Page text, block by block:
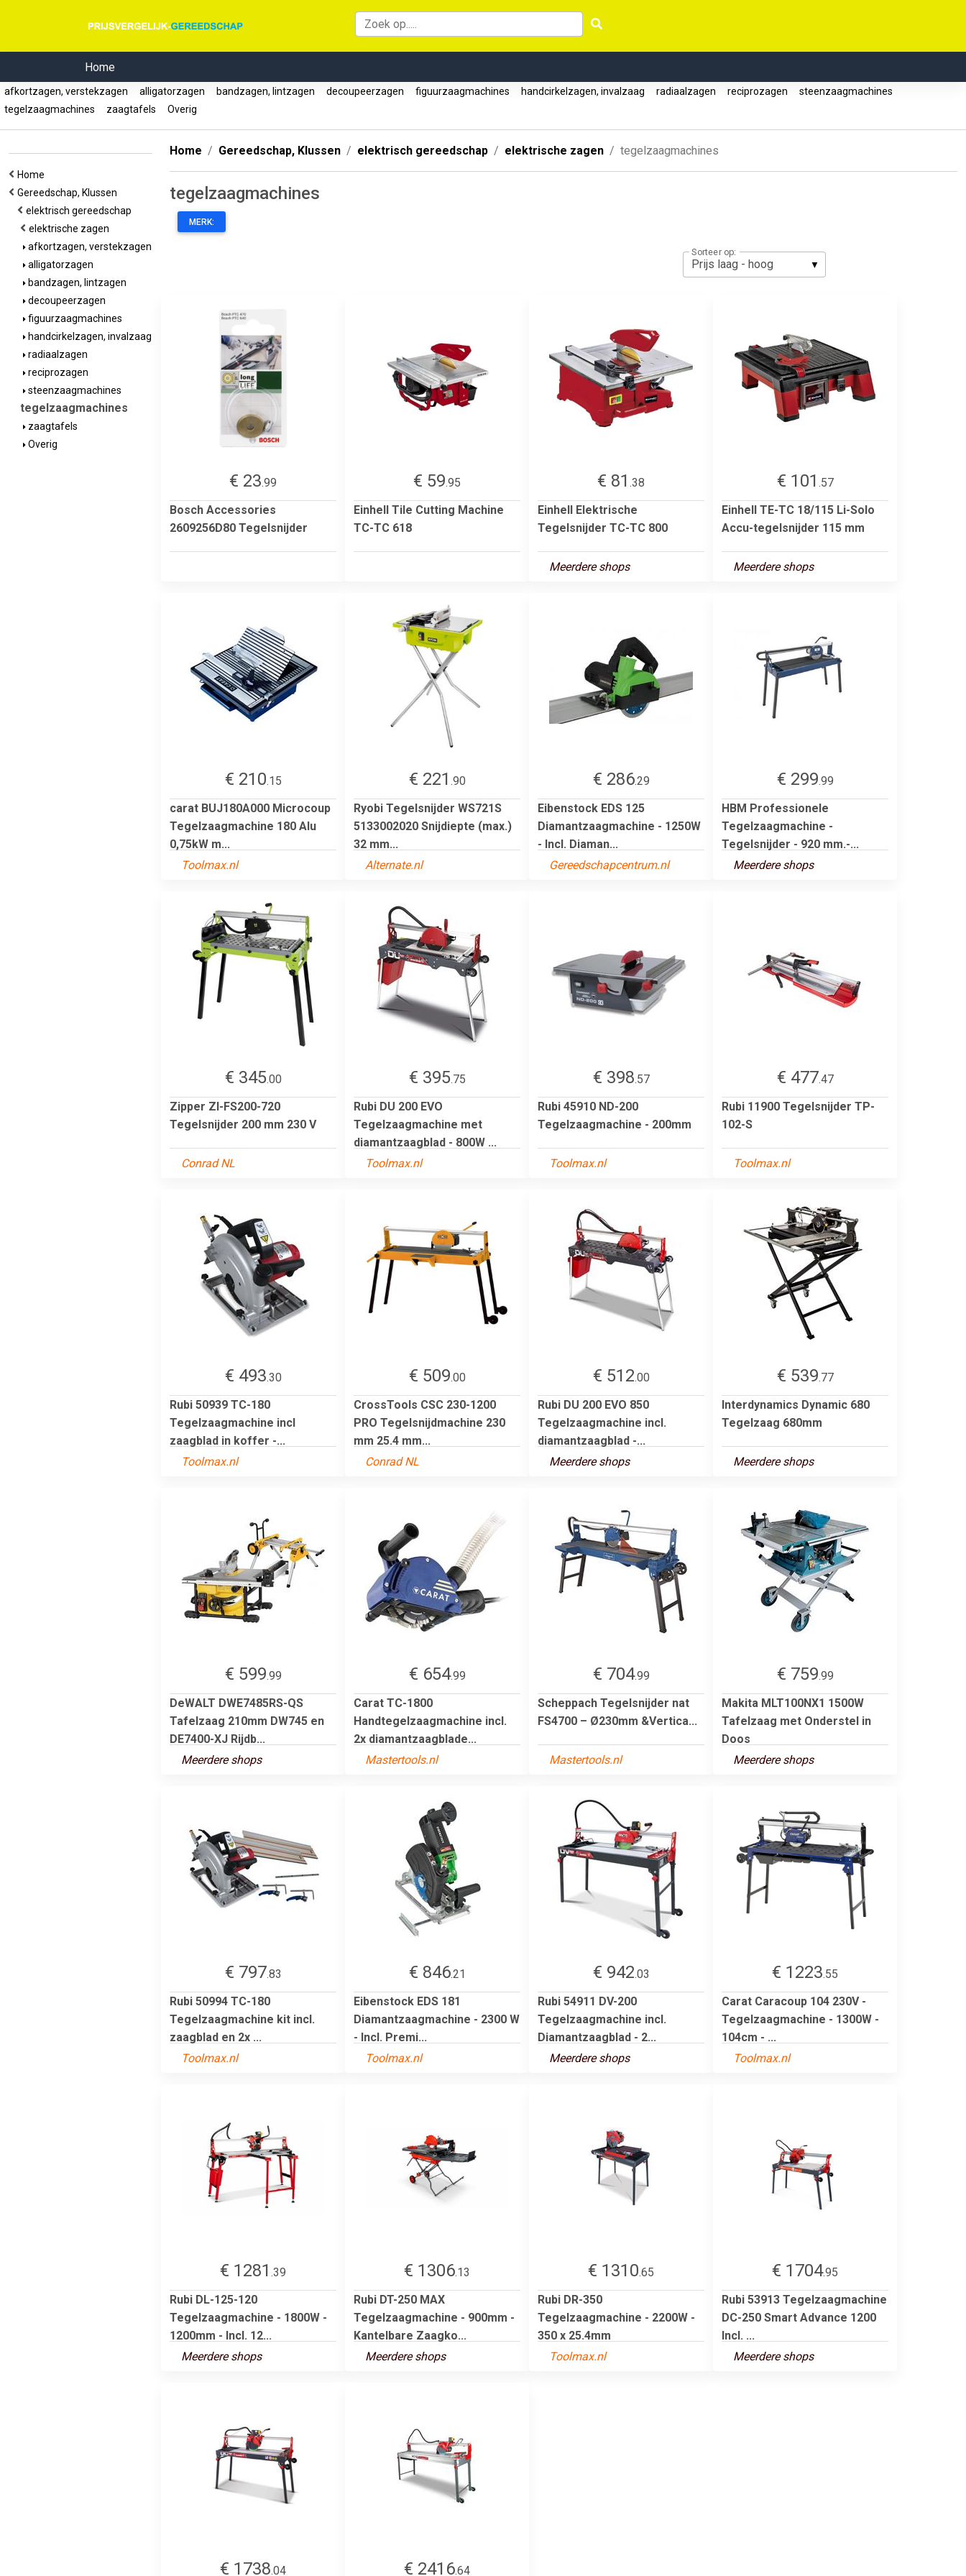
Home
afkortzagen, verstekzagen alligatorzagen bandzagen, lintzagen decoupeerzagen figuurzaagmachines handcirkelzagen, invalzaag radiaalzagen reciprozagen
steenzaagmachines
tegelzaagmachines
zaagtafels Overig
Home
Gereedschap, Klussen
elektrisch gereedschap
elektrische zagen
afkortzagen, verstekzagen
alligatorzagen
bandzagen, lintzagen
decoupeerzagen
figuurzaagmachines
handcirkelzagen, invalzaag
radiaalzagen
reciprozagen
steenzaagmachines
tegelzaagmachines
zaagtafels
Overig
Home Gereedschap, Klussen elektrisch gereedschap elektrische zagen tegelzaagmachines
tegelzaagmachines
MERK:
Sorteer op:
€ 23.99
Bosch Accessories
2609256D80 Tegelsnijder
€ 59.95
Einhell Tile Cutting Machine
TC-TC 618
€ 81 .38
Einhell Elektrische
Tegelsnijder TC-TC 800
Meerdere shops
€ 101 .57
Einhell TE-TC 18/115 Li-Solo
Accu-tegelsnijder 115 mm
Meerdere shops
€ 210.15
carat BUJ180A000 Microcoup
Tegelzaagmachine 180 Alu
0,75kW m...
Toolmax.nl
€ 221 .90
Ryobi Tegelsnijder WS721S
5133002020 Snijdiepte (max.)
32 mm...
Alternate.nl
€ 286.29
Eibenstock EDS 125
Diamantzaagmachine - 1250W
- Incl. Diaman...
Gereedschapcentrum.nl
€ 299.99
HBM Professionele
Tegelzaagmachine -
Tegelsnijder - 920 mm.-...
Meerdere shops
€ 345.00
Zipper ZI-FS200-720
Tegelsnijder 200 mm 230 V
Conrad NL
€ 395.75
Rubi DU 200 EVO
Tegelzaagmachine met
diamantzaagblad - 800W ...
Toolmax.nl
€ 398.57
Rubi 45910 ND-200
Tegelzaagmachine - 200mm
Toolmax.nl
€ 477.47
Rubi 11900 Tegelsnijder TP-
102-S
Toolmax.nl
€ 493.30
Rubi 50939 TC-180
Tegelzaagmachine incl
zaagblad in koffer -...
Toolmax.nl
€ 509.00
CrossTools CSC 230-1200
PRO Tegelsnijdmachine 230
mm 25.4 mm...
Conrad NL
€ 512.00
Rubi DU 200 EVO 850
Tegelzaagmachine incl.
diamantzaagblad -...
Meerdere shops
€ 539.77
Interdynamics Dynamic 680
Tegelzaag 680mm
Meerdere shops
€ 599.99
DeWALT DWE7485RS-QS
Tafelzaag 210mm DW745 en
DE7400-XJ Rijdb...
Meerdere shops
€ 654.99
Carat TC-1800
Handtegelzaagmachine incl.
2x diamantzaagblade...
Mastertools.nl
€ 704.99
Scheppach Tegelsnijder nat
FS4700 – Ø230mm &Vertica...
Mastertools.nl
€ 759.99
Makita MLT100NX1 1500W
Tafelzaag met Onderstel in
Doos
Meerdere shops
€ 797.83
Rubi 50994 TC-180
Tegelzaagmachine kit incl.
zaagblad en 2x ...
Toolmax.nl
€ 846.21
Eibenstock EDS 181
Diamantzaagmachine - 2300 W
- Incl. Premi...
Toolmax.nl
€ 942.03
Rubi 54911 DV-200
Tegelzaagmachine incl.
Diamantzaagblad - 2...
Meerdere shops
€ 1223.55
Carat Caracoup 104 230V -
Tegelzaagmachine - 1300W -
104cm - ...
Toolmax.nl
€ 1281 .39
Rubi DL-125-120
Tegelzaagmachine - 1800W -
1200mm - Incl. 12...
Meerdere shops
€ 1306.13
Rubi DT-250 MAX
Tegelzaagmachine - 900mm -
Kantelbare Zaagko...
Meerdere shops
€ 1310.65
Rubi DR-350
Tegelzaagmachine - 2200W -
350 x 25.4mm
Toolmax.nl
€ 1704.95
Rubi 53913 Tegelzaagmachine
DC-250 Smart Advance 1200
Incl. ...
Meerdere shops
€ 1738.04 € 2416.64